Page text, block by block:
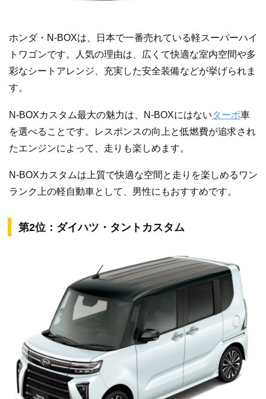
ホンダ・N-BOXは、日本で一番売れている軽スーパーハイ
トワゴンです。人気の理由は、広くて快適な室内空間や多
彩なシートアレンジ、充実した安全装備などが挙げられま
す。
N-BOXカスタム最大の魅力は、N-BOXにはないターボ車
を選べることです。レスポンスの向上と低燃費が追求され
たエンジンによって、走りも楽しめます。
N-BOXカスタムは上質で快適な空間と走りを楽しめるワン
ランク上の軽自動車として、男性にもおすすめです。
第2位：ダイハツ・タントカスタム